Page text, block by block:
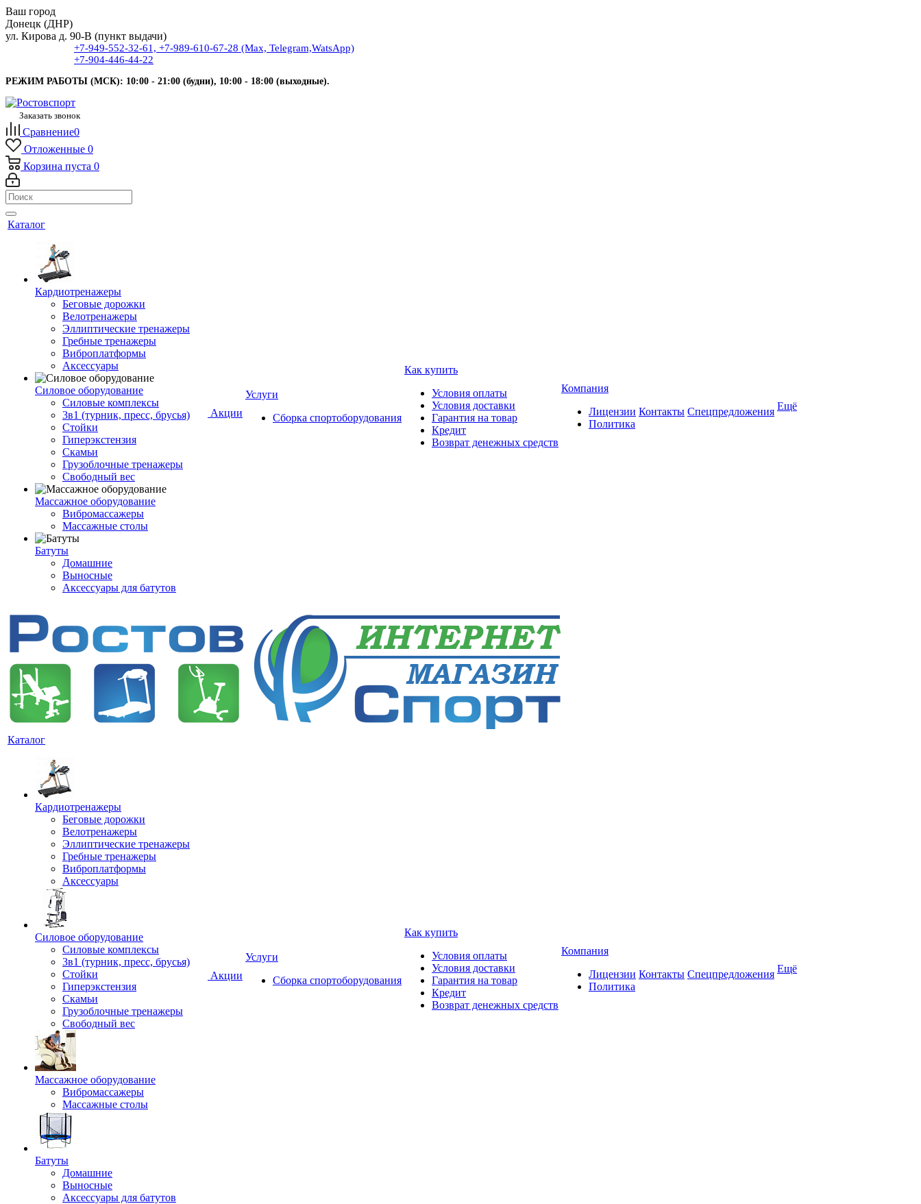
Ваш город
Донецк (ДНР)
ул. Кирова д. 90-В (пункт выдачи)
+7-949-552-32-61, +7-989-610-67-28 (Max, Telegram,WatsApp)
+7-904-446-44-22
РЕЖИМ РАБОТЫ (МСК): 10:00 - 21:00 (будни), 10:00 - 18:00 (выходные).
Заказать звонок
Сравнение0
Отложенные 0
Корзина пуста 0
Каталог
Кардиотренажеры
Беговые дорожки
Велотренажеры
Эллиптические тренажеры
Гребные тренажеры
Виброплатформы
Аксессуары
Силовое оборудование
Силовые комплексы
3в1 (турник, пресс, брусья)
Стойки
Гиперэкстензия
Скамьи
Грузоблочные тренажеры
Свободный вес
Массажное оборудование
Вибромассажеры
Массажные столы
Батуты
Домашние
Выносные
Аксессуары для батутов
Акции
Услуги
Сборка спортоборудования
Как купить
Условия оплаты
Условия доставки
Гарантия на товар
Кредит
Возврат денежных средств
Компания
Лицензии
Политика
Контакты Спецпредложения Ещё
Каталог
Кардиотренажеры
Беговые дорожки
Велотренажеры
Эллиптические тренажеры
Гребные тренажеры
Виброплатформы
Аксессуары
Силовое оборудование
Силовые комплексы
3в1 (турник, пресс, брусья)
Стойки
Гиперэкстензия
Скамьи
Грузоблочные тренажеры
Свободный вес
Массажное оборудование
Вибромассажеры
Массажные столы
Батуты
Домашние
Выносные
Аксессуары для батутов
Акции
Услуги
Сборка спортоборудования
Как купить
Условия оплаты
Условия доставки
Гарантия на товар
Кредит
Возврат денежных средств
Компания
Лицензии
Политика
Контакты Спецпредложения Ещё